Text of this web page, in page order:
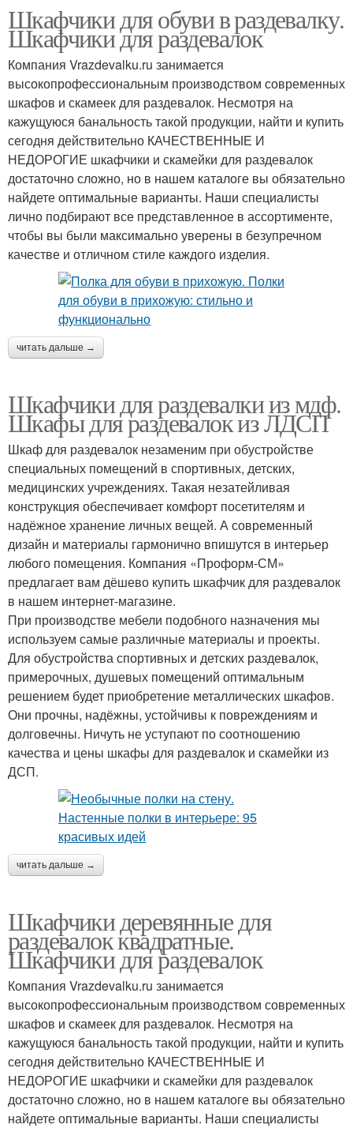
Шкафчики для обуви в раздевалку.
Шкафчики для раздевалок
Компания Vrazdevalku.ru занимается
высокопрофессиональным производством современных
шкафов и скамеек для раздевалок. Несмотря на
кажущуюся банальность такой продукции, найти и купить
сегодня действительно КАЧЕСТВЕННЫЕ И
НЕДОРОГИЕ шкафчики и скамейки для раздевалок
достаточно сложно, но в нашем каталоге вы обязательно
найдете оптимальные варианты. Наши специалисты
лично подбирают все представленное в ассортименте,
чтобы вы были максимально уверены в безупречном
качестве и отличном стиле каждого изделия.
читать дальше →
Шкафчики для раздевалки из мдф.
Шкафы для раздевалок из ЛДСП
Шкаф для раздевалок незаменим при обустройстве
специальных помещений в спортивных, детских,
медицинских учреждениях. Такая незатейливая
конструкция обеспечивает комфорт посетителям и
надёжное хранение личных вещей. А современный
дизайн и материалы гармонично впишутся в интерьер
любого помещения. Компания «Проформ-СМ»
предлагает вам дёшево купить шкафчик для раздевалок
в нашем интернет-магазине.
При производстве мебели подобного назначения мы
используем самые различные материалы и проекты.
Для обустройства спортивных и детских раздевалок,
примерочных, душевых помещений оптимальным
решением будет приобретение металлических шкафов.
Они прочны, надёжны, устойчивы к повреждениям и
долговечны. Ничуть не уступают по соотношению
качества и цены шкафы для раздевалок и скамейки из
ДСП.
читать дальше →
Шкафчики деревянные для
раздевалок квадратные.
Шкафчики для раздевалок
Компания Vrazdevalku.ru занимается
высокопрофессиональным производством современных
шкафов и скамеек для раздевалок. Несмотря на
кажущуюся банальность такой продукции, найти и купить
сегодня действительно КАЧЕСТВЕННЫЕ И
НЕДОРОГИЕ шкафчики и скамейки для раздевалок
достаточно сложно, но в нашем каталоге вы обязательно
найдете оптимальные варианты. Наши специалисты